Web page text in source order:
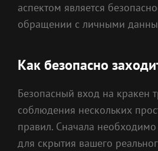
аспектом является
обращении с личными
Как безопасно
Безопасный вход на кракен
соблюдения нескольких
правил. Сначала необходимо
для скрытия вашего